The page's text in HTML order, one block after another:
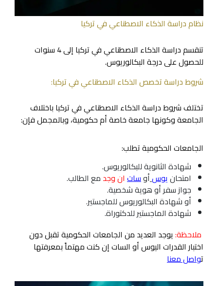
نظام دراسة الذكاء الاصطناعي في تركيا
تنقسم دراسة الذكاء الاصطناعي في تركيا إلى 4 سنوات
للحصول على درجة البكالوريوس.
شروط دراسة تخصص الذكاء الاصطناعي في تركيا:
تختلف شروط دراسة الذكاء الاصطناعي في تركيا باختلاف
الجامعة وكونها جامعة خاصة أم حكومية، وبالمجمل فإن:
الجامعات الحكومية تطلب:
شهادة الثانوية للبكالوريوس.
امتحانيوسأوسات ان وجد مع الطالب.
جواز سفر أو هوية شخصية.
أو شهادة البكالوريوس للماجستير.
شهادة الماجستير للدكتوراة.
ملاحظة:يوجد العديد من الجامعات الحكومية تقبل دون
اختبار القدرات اليوس أو السات إن كنت مهتماً بمعرفتها
تواصل معنا